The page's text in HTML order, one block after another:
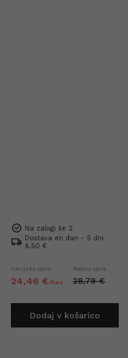
Na zalogi še 2
Dostava en dan - 5 dni
6,50 €
Akcijska cena
24,46 €/kos
Redna cena
28,79 €
Dodaj v košarico